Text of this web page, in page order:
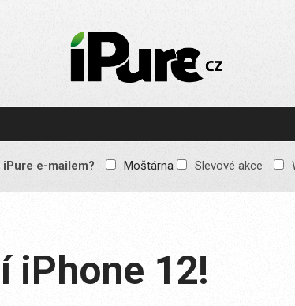
IPURE.CZ
Prémiový Apple e-
reklamy, žádné
obsah pro všechny
e-mailem? Moštárna Slevové akce
iPhone 12!